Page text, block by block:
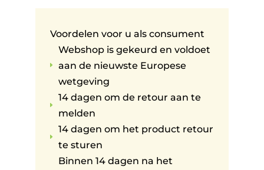
Voordelen voor u als consument
E
Webshop is gekeurd en voldoet
aan de nieuwste Europese
wetgeving
E
14 dagen om de retour aan te
melden
E
14 dagen om het product retour
te sturen
Binnen 14 dagen na het